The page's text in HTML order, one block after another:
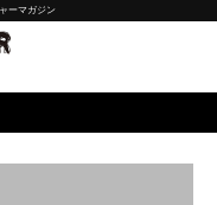
ーマガジン